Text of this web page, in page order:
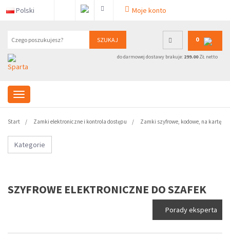
Polski Moje konto
SZUKAJ 0
do darmowej dostawy brakuje: 299.00ZŁ netto
Start Zamki elektroniczne i kontrola dostępu Zamki szyfrowe, kodowe, na kartę
Kategorie
SZYFROWE ELEKTRONICZNE DO SZAFEK
Porady eksperta